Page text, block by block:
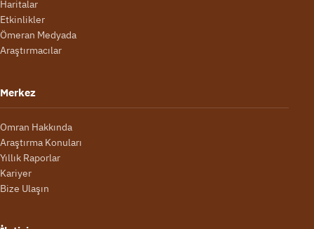
Haritalar
Etkinlikler
Ömeran Medyada
Araştırmacılar
Merkez
Omran Hakkında
Araştırma Konuları
Yıllık Raporlar
Kariyer
Bize Ulaşın